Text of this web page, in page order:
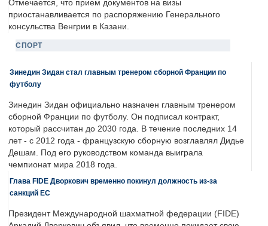
Отмечается, что прием документов на визы
приостанавливается по распоряжению Генерального
консульства Венгрии в Казани.
СПОРТ
Зинедин Зидан стал главным тренером сборной Франции по
футболу
Зинедин Зидан официально назначен главным тренером
сборной Франции по футболу. Он подписал контракт,
который рассчитан до 2030 года. В течение последних 14
лет - с 2012 года - французскую сборную возглавлял Дидье
Дешам. Под его руководством команда выиграла
чемпионат мира 2018 года.
Глава FIDE Дворкович временно покинул должность из-за
санкций ЕС
Президент Международной шахматной федерации (FIDE)